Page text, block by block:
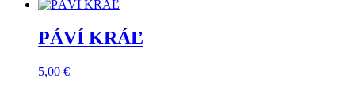
PÁVÍ KRÁĽ
5,00 €